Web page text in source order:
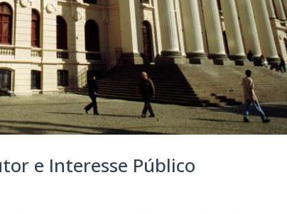
e Interesse Público